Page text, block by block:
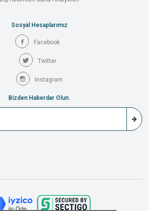
Sosyal Hesaplarımız
Facebook
Twitter
Instagram
Bizden Haberdar Olun.